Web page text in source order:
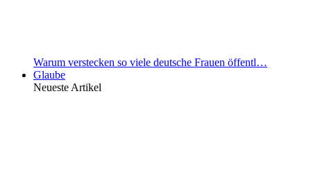
Warum verstecken so viele deutsche Frauen öffentl…
Glaube
Neueste Artikel